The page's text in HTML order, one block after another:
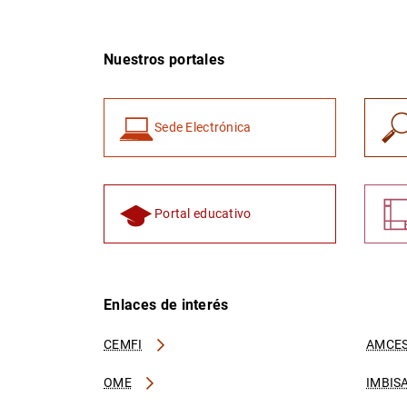
Nuestros portales
Sede Electrónica
Portal educativo
Enlaces de interés
CEMFI
OME